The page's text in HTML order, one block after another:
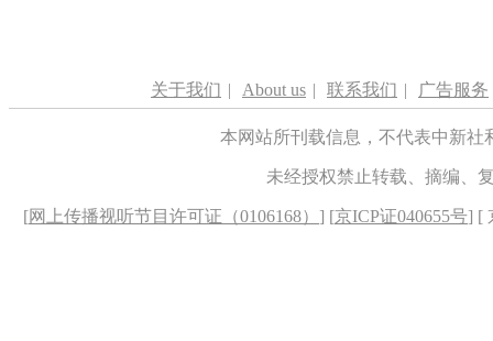
关于我们 | About us | 联系我们 | 广告服务
本网站所刊载信息，不代表中新
未经授权禁止转载、摘编、
[网上传播视听节目许可证（0106168） ] [京ICP证040655号] [